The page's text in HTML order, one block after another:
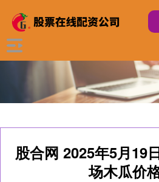
股合网 2025年5月19
场木瓜价